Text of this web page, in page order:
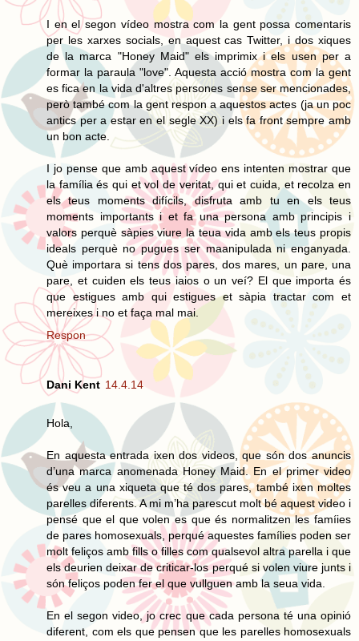
I en el segon vídeo mostra com la gent possa comentaris
per les xarxes socials, en aquest cas Twitter, i dos xiques
de la marca "Honey Maid" els imprimix i els usen per a
formar la paraula "love". Aquesta acció mostra com la gent
es fica en la vida d'altres persones sense ser mencionades,
però també com la gent respon a aquestos actes (ja un poc
antics per a estar en el segle XX) i els fa front sempre amb
un bon acte.
I jo pense que amb aquest vídeo ens intenten mostrar que
la família és qui et vol de veritat, qui et cuida, et recolza en
els teus moments difícils, disfruta amb tu en els teus
moments importants i et fa una persona amb principis i
valors perquè sàpies viure la teua vida amb els teus propis
ideals perquè no pugues ser maanipulada ni enganyada.
Què importara si tens dos pares, dos mares, un pare, una
pare, et cuiden els teus iaios o un veí? El que importa és
que estigues amb qui estigues et sàpia tractar com et
mereixes i no et faça mal mai.
Respon
Dani Kent 14.4.14
Hola,
En aquesta entrada ixen dos videos, que són dos anuncis
d’una marca anomenada Honey Maid. En el primer video
és veu a una xiqueta que té dos pares, també ixen moltes
parelles diferents. A mi m’ha parescut molt bé aquest video i
pensé que el que volen es que és normalitzen les famíies
de pares homosexuals, perqué aquestes famílies poden ser
molt feliços amb fills o filles com qualsevol altra parella i que
els deurien deixar de criticar-los perqué si volen viure junts i
són feliços poden fer el que vullguen amb la seua vida.
En el segon video, jo crec que cada persona té una opinió
diferent, com els que pensen que les parelles homosexuals